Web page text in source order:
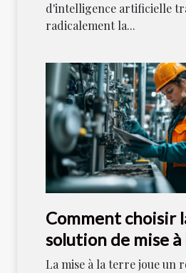
d'intelligence artificielle
radicalement la...
Comment choisir
solution de mise
pour votre
La mise à la terre joue un